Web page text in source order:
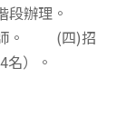
段辦理。
師。 (四)招
4名）。